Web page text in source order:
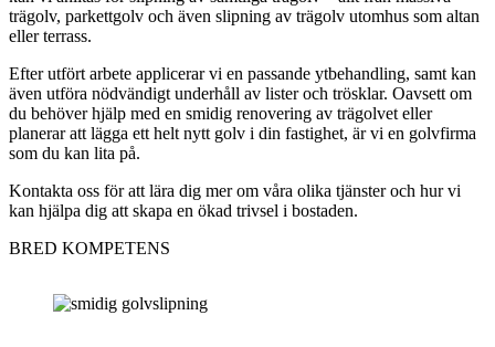
trägolv, parkettgolv och även slipning av trägolv utomhus som altan
eller terrass.
Efter utfört arbete applicerar vi en passande ytbehandling, samt kan
även utföra nödvändigt underhåll av lister och trösklar. Oavsett om
du behöver hjälp med en smidig renovering av trägolvet eller
planerar att lägga ett helt nytt golv i din fastighet, är vi en golvfirma
som du kan lita på.
Kontakta oss för att lära dig mer om våra olika tjänster och hur vi
kan hjälpa dig att skapa en ökad trivsel i bostaden.
BRED KOMPETENS